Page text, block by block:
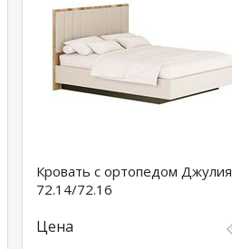
Кровать с ортопедом Джулия
72.14/72.16
Цена